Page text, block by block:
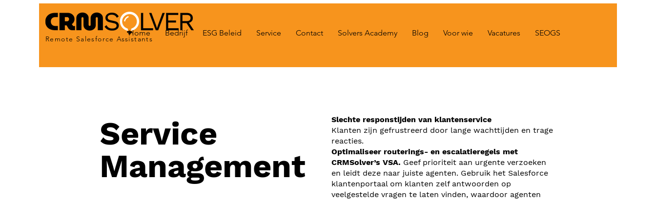
Remote Salesforce Assistants
Home Bedrijf ESG Beleid Service Contact Solvers Academy Blog Voor wie Vacatures SEOGS
Service
Management
Slechte responstijden van klantenservice
Klanten zijn gefrustreerd door lange wachttijden en trage
reacties.
Optimaliseer routerings- en escalatieregels met
CRMSolver’s VSA. Geef prioriteit aan urgente verzoeken
en leidt deze naar juiste agenten. Gebruik het Salesforce
klantenportaal om klanten zelf antwoorden op
veelgestelde vragen te laten vinden, waardoor agenten